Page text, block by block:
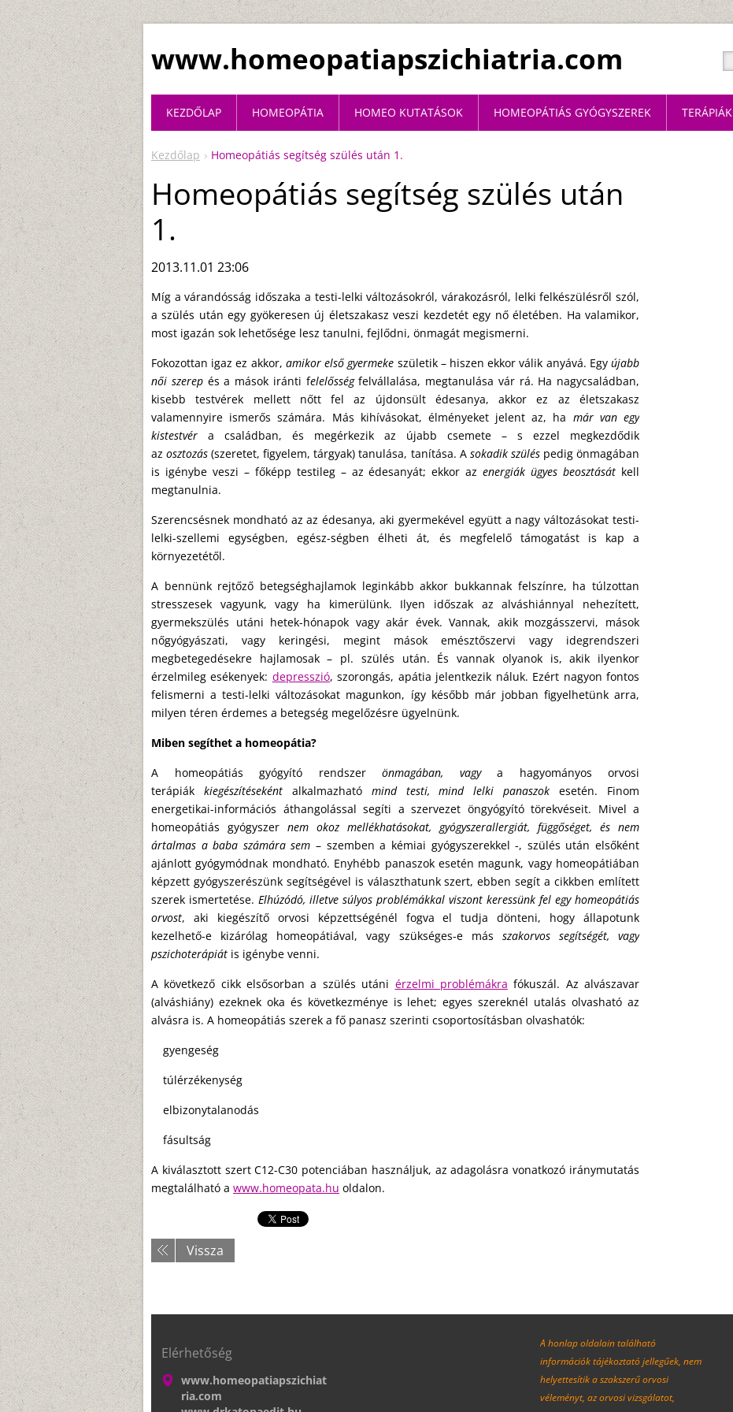
www.homeopatiapszichiatria.com
Kezdőlap Homeopátiás segítség szülés után 1.
Homeopátiás segítség szülés után
1.
2013.11.01 23:06
Míg a várandósság időszaka a testi-lelki változásokról, várakozásról, lelki felkészülésről szól,
a szülés után egy gyökeresen új életszakasz veszi kezdetét egy nő életében. Ha valamikor,
most igazán sok lehetősége lesz tanulni, fejlődni, önmagát megismerni.
Fokozottan igaz ez akkor, amikor első gyermeke születik – hiszen ekkor válik anyává. Egyújabb
női szerepés a mások iránti felelősségfelvállalása, megtanulása vár rá. Ha nagycsaládban,
kisebb testvérek mellett nőtt fel az újdonsült édesanya, akkor ez az életszakasz
valamennyire ismerős számára. Más kihívásokat, élményeket jelent az, ha már van egy
kistestvér a családban, és megérkezik az újabb csemete – s ezzel megkezdődik
azosztozás(szeretet, figyelem, tárgyak) tanulása, tanítása. A sokadik szüléspedig önmagában
is igénybe veszi – főképp testileg – az édesanyát; ekkor azenergiák ügyes beosztását kell
megtanulnia.
Szerencsésnek mondható az az édesanya, aki gyermekével együtt a nagy változásokat testi-
lelki-szellemi egységben, egész-ségben élheti át, és megfelelő támogatást is kap a
környezetétől.
A bennünk rejtőző betegséghajlamok leginkább akkor bukkannak felszínre, ha túlzottan
stresszesek vagyunk, vagy ha kimerülünk. Ilyen időszak az alváshiánnyal nehezített,
gyermekszülés utáni hetek-hónapok vagy akár évek. Vannak, akik mozgásszervi, mások
nőgyógyászati, vagy keringési, megint mások emésztőszervi vagy idegrendszeri
megbetegedésekre hajlamosak – pl. szülés után. És vannak olyanok is, akik ilyenkor
érzelmileg esékenyek: depresszió, szorongás, apátia jelentkezik náluk. Ezért nagyon fontos
felismerni a testi-lelki változásokat magunkon, így később már jobban figyelhetünk arra,
milyen téren érdemes a betegség megelőzésre ügyelnünk.
Miben segíthet a homeopátia?
A homeopátiás gyógyító rendszer önmagában, vagya hagyományos orvosi
terápiák kiegészítésekéntalkalmazható mind testi, mind lelki panaszok esetén. Finom
energetikai-információs áthangolással segíti a szervezet öngyógyító törekvéseit. Mivel a
homeopátiás gyógyszer nem okoz mellékhatásokat, gyógyszerallergiát, függőséget, és nem
ártalmas a baba számára sem – szemben a kémiai gyógyszerekkel -, szülés után elsőként
ajánlott gyógymódnak mondható. Enyhébb panaszok esetén magunk, vagy homeopátiában
képzett gyógyszerészünk segítségével is választhatunk szert, ebben segít a cikkben említett
szerek ismertetése. Elhúzódó, illetve súlyos problémákkal viszont keressünk fel egy homeopátiás
orvost, aki kiegészítő orvosi képzettségénél fogva el tudja dönteni, hogy állapotunk
kezelhető-e kizárólag homeopátiával, vagy szükséges-e más szakorvos segítségét, vagy
pszichoterápiát is igénybe venni.
A következő cikk elsősorban a szülés utáni érzelmi problémákra fókuszál. Az alvászavar
(alváshiány) ezeknek oka és következménye is lehet; egyes szereknél utalás olvasható az
alvásra is. A homeopátiás szerek a fő panasz szerinti csoportosításban olvashatók:
gyengeség
túlérzékenység
elbizonytalanodás
fásultság
A kiválasztott szert C12-C30 potenciában használjuk, az adagolásra vonatkozó iránymutatás
megtalálható a www.homeopata.hu oldalon.
Vissza
KEZDŐLAP HOMEOPÁTIA HOMEO KUTATÁSOK HOMEOPÁTIÁS GYÓGYSZEREK TERÁPIÁK
Elérhetőség
www.homeopatiapszichiat
ria.com
A honlap oldalain található
információk tájékoztató jellegűek, nem
helyettesítik a szakszerű orvosi
véleményt, az orvosi vizsgálatot,